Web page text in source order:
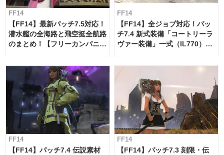
FF14
【FF14】最新パッチ7.5対応！
潜水艦の全海路と飛空挺全航路
のまとめ！【フリーカンパニ
FF14
【FF14】全ジョブ対応！パッ
チ7.4 新式装備「コートリーラ
ヴァー装備」一式（IL770）の
FF14
【FF14】パッチ7.4 伝説素材
FF14
【FF14】パッチ7.3 刻限・伝